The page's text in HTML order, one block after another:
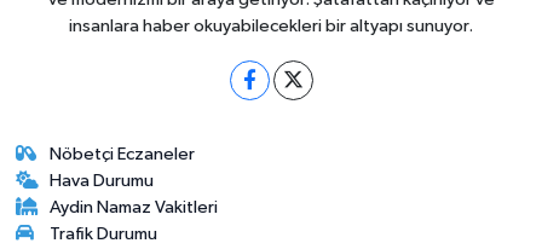
insanlara haber okuyabilecekleri bir altyapı sunuyor.
Nöbetçi Eczaneler
Hava Durumu
Aydin Namaz Vakitleri
Trafik Durumu